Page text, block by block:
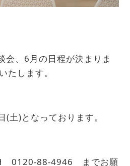
会、6月の日程が決まりま
たします。
土)となっております。
0120-88-4946 までお願